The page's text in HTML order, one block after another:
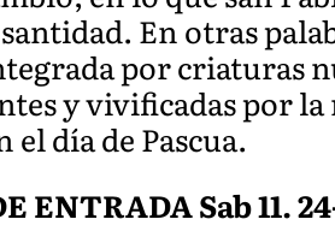
En otras
por criaturas
y vivificadas por
día de Pascua.
ENTRADA Sab 11.